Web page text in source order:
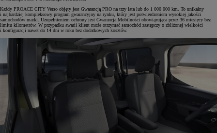
Każdy PROACE CITY Verso objęty jest Gwarancją PRO na trzy lata lub do 1 000 000 km. To unikalny
i najbardziej kompleksowy program gwarancyjny na rynku, który jest potwierdzeniem wysokiej jakości
samochodów marki. Uzupełnieniem ochrony jest Gwarancja Mobilności obowiązująca przez 36 miesięcy bez
limitu kilometrów. W przypadku awarii klient może otrzymać samochód zastępczy o zbliżonej wielkości
i konfiguracji nawet do 14 dni w roku bez dodatkowych kosztów.